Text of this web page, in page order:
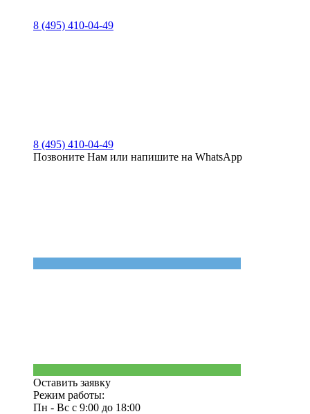
8 (495) 410-04-49
8 (495) 410-04-49
Позвоните Нам или напишите на WhatsApp
Оставить заявку
Режим работы:
Пн - Вс с 9:00 до 18:00